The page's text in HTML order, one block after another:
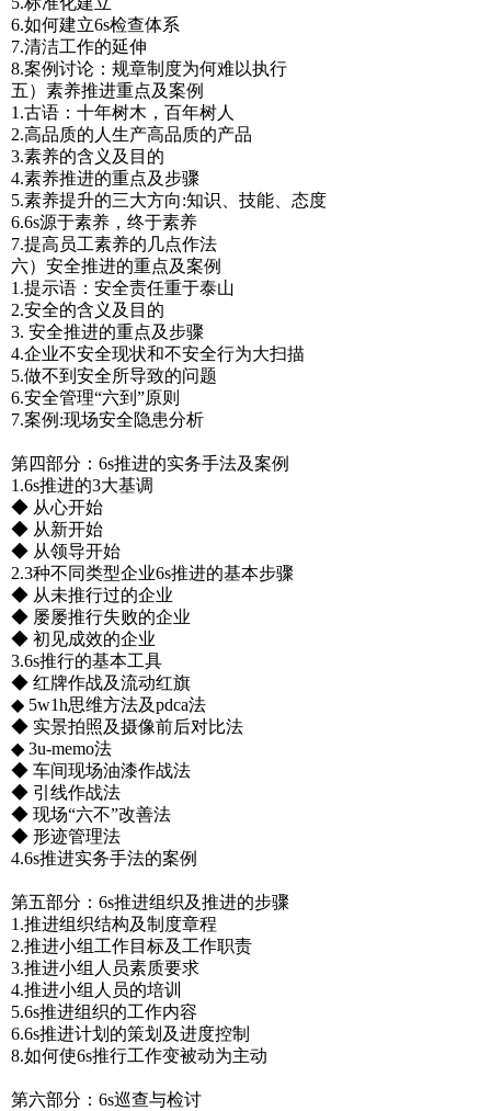
6.如何建立6s检查体系
7.清洁工作的延伸
8.案例讨论：规章制度为何难以执行
五）素养推进重点及案例
1.古语：十年树木，百年树人
2.高品质的人生产高品质的产品
3.素养的含义及目的
4.素养推进的重点及步骤
5.素养提升的三大方向:知识、技能、态度
6.6s源于素养，终于素养
7.提高员工素养的几点作法
六）安全推进的重点及案例
1.提示语：安全责任重于泰山
2.安全的含义及目的
3. 安全推进的重点及步骤
4.企业不安全现状和不安全行为大扫描
5.做不到安全所导致的问题
6.安全管理“六到”原则
7.案例:现场安全隐患分析
第四部分：6s推进的实务手法及案例
1.6s推进的3大基调
◆ 从心开始
◆ 从新开始
◆ 从领导开始
2.3种不同类型企业6s推进的基本步骤
◆ 从未推行过的企业
◆ 屡屡推行失败的企业
◆ 初见成效的企业
3.6s推行的基本工具
◆ 红牌作战及流动红旗
◆ 5w1h思维方法及pdca法
◆ 实景拍照及摄像前后对比法
◆ 3u-memo法
◆ 车间现场油漆作战法
◆ 引线作战法
◆ 现场“六不”改善法
◆ 形迹管理法
4.6s推进实务手法的案例
第五部分：6s推进组织及推进的步骤
1.推进组织结构及制度章程
2.推进小组工作目标及工作职责
3.推进小组人员素质要求
4.推进小组人员的培训
5.6s推进组织的工作内容
6.6s推进计划的策划及进度控制
8.如何使6s推行工作变被动为主动
第六部分：6s巡查与检讨